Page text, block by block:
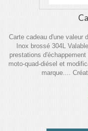
Carte cadeau d'une valeur
Inox brossé 304L
prestations
moto-quad-diésel et
marque....